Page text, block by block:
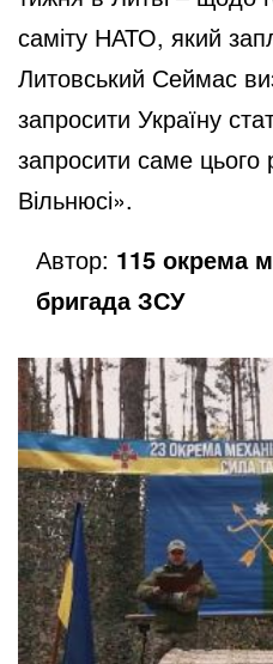
саміту НАТО, який
Литовський Сеймас
запросити Україну
запросити саме цього
Вільнюсі».
Автор: 115 окрема
бригада ЗСУ